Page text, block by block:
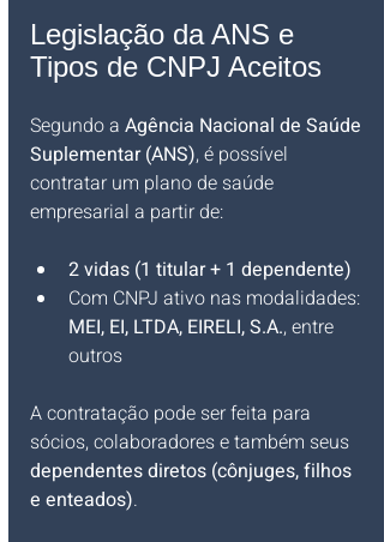
Legislação da ANS e
Tipos de CNPJ Aceitos
Segundo a Agência Nacional de Saúde
Suplementar (ANS), é possível
contratar um plano de saúde
empresarial a partir de:
2 vidas (1 titular + 1 dependente)
Com CNPJ ativo nas modalidades:
MEI, EI, LTDA, EIRELI, S.A., entre
outros
A contratação pode ser feita para
sócios, colaboradores e também seus
dependentes diretos (cônjuges, filhos
e enteados).